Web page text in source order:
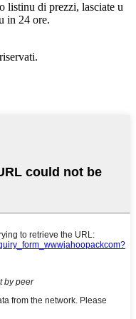
listinu di prezzi, lasciate u
in 24 ore.